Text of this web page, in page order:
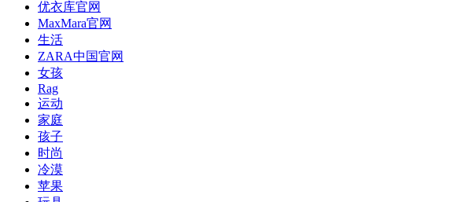
优衣库官网
MaxMara官网
生活
ZARA中国官网
女孩
Rag
运动
家庭
孩子
时尚
冷漠
苹果